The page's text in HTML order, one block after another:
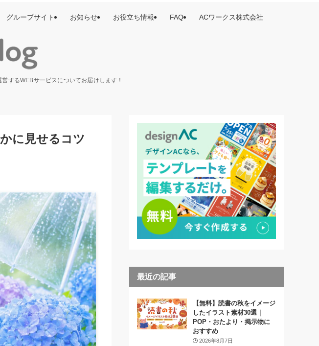
するWEBサービスについてお届けします！
グループサイト お知らせ お役立ち情報 FAQ ACワークス株式会社
に見せるコツ
最近の記事
【無料】読書の秋をイメージ
したイラスト素材30選｜
POP・おたより・掲示物に
おすすめ
2026年8月7日